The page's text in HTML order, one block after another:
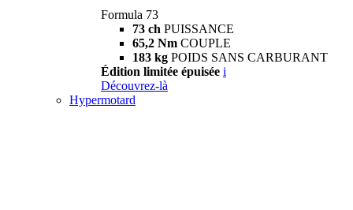
Formula 73
73 ch PUISSANCE
65,2 Nm COUPLE
183 kg POIDS SANS CARBURANT
Édition limitée épuisée i
Découvrez-là
Hypermotard